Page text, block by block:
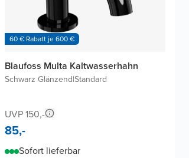
60 € Rabatt je 600 €
Blaufoss Multa Kaltwasserhahn
Schwarz Glänzend|Standard
UVP 150,-
85,-
Sofort lieferbar